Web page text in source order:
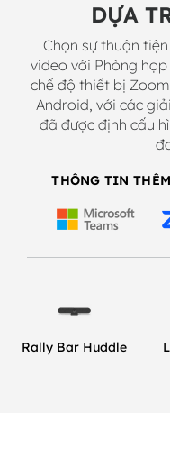
DỰA
Chọn sự thuận
video với Phòng
chế độ thiết bị
Android, với các
đã được định cấu
THÔNG TIN
Rally Bar Huddle